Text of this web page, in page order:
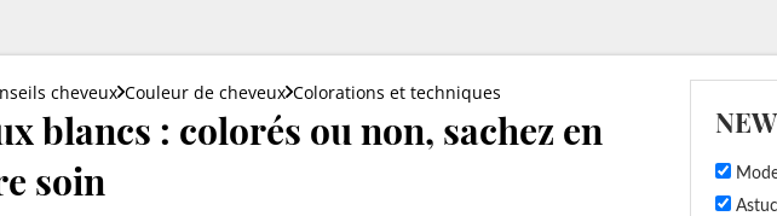
cheveux Couleur de cheveux Colorations et techniques
blancs : colorés ou non, sachez en
soin